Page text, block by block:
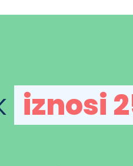
iznosi